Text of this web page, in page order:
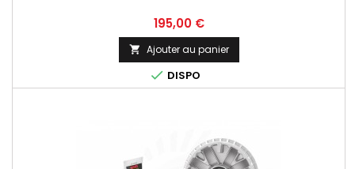
Prix
195,00 €
 Ajouter au panier
 DISPO